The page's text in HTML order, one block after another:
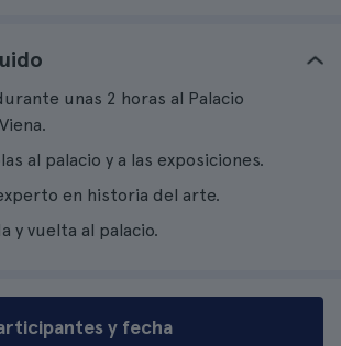
unas 2 horas al Palacio
al palacio y a las exposiciones.
en historia del arte.
y vuelta al palacio.
y fecha